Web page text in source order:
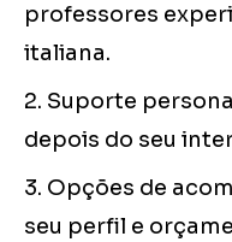
professores
italiana.
2. Suporte
depois do seu
3. Opções de
seu perfil e